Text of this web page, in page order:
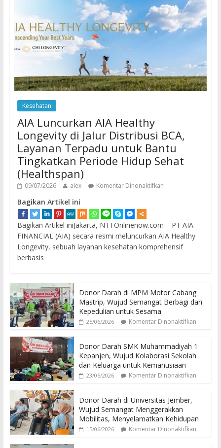
Kesehatan
AIA Luncurkan AIA Healthy
Longevity di Jalur Distribusi BCA,
Layanan Terpadu untuk Bantu
Tingkatkan Periode Hidup Sehat
(Healthspan)
09/07/2026 alex Komentar Dinonaktifkan
Bagikan Artikel ini
Bagikan Artikel iniJakarta, NTTOnlinenow.com – PT AIA
FINANCIAL (AIA) secara resmi meluncurkan AIA Healthy
Longevity, sebuah layanan kesehatan komprehensif
berbasis
Donor Darah di MPM Motor Cabang
Mastrip, Wujud Semangat Berbagi dan
Kepedulian untuk Sesama
25/06/2026 Komentar Dinonaktifkan
Donor Darah SMK Muhammadiyah 1
Kepanjen, Wujud Kolaborasi Sekolah
dan Keluarga untuk Kemanusiaan
23/06/2026 Komentar Dinonaktifkan
Donor Darah di Universitas Jember,
Wujud Semangat Menggerakkan
Mobilitas, Menyelamatkan Kehidupan
15/06/2026 Komentar Dinonaktifkan